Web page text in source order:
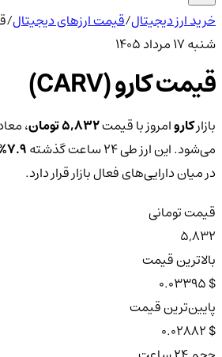
خرید ارز دیجیتال/قیمت ارزهای دیجیتال/
شنبه ۱۷ مرداد ۱۴۰۵
قیمت کارو (CARV)
بازارکاروامروز با قیمت5,832 تومان ،
می‌شود. این ارز طی ۲۴ ساعت گذشته
7.9%
در میان دارایی‌های فعال بازار قرار دارد.
قیمت تومانی
5,832
بالاترین قیمت
$ 0.03395
پایین‌ترین قیمت
$ 0.02882